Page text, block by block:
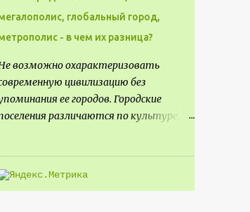
глобальный город,
- в чем их разница?
возможно охарактеризовать
цивилизацию без
ее городов. Городские
различаются по культуре,
значимыми на протяжении всего
региона. Исторически